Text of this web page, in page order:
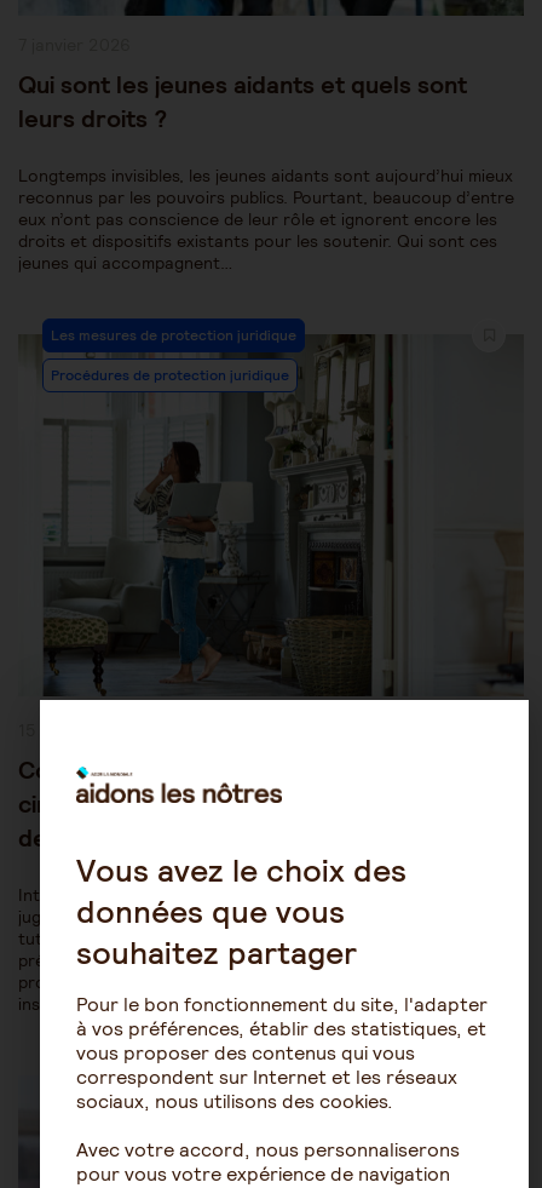
Qui sont les jeunes aidants et quels sont
leurs droits ?
Longtemps invisibles, les jeunes aidants sont aujourd’hui mieux
reconnus par les pouvoirs publics. Pourtant, beaucoup d’entre
eux n’ont pas conscience de leur rôle et ignorent encore les
droits et dispositifs existants pour les soutenir. Qui sont ces
jeunes qui accompagnent…
Post
Category:
Les mesures de protection juridique
Procédures de protection juridique
Comment obtenir le certificat médical
circonstancié indispensable à une demande
de protection judiciaire ?
Introduire une demande de protection d'un proche devant un
juge des tutelles pour obtenir un placement sous curatelle ou
tutelle est une démarche qui doit remplir des conditions
précises, définies par la loi. Notamment il est nécessaire de
produire un certificat médical circonstancié par un expert
inscrit sur la liste…
Category:
Être accompagné au quotidien Les soins
Vous avez le choix des
données que vous
souhaitez partager
Pour le bon fonctionnement du site, l'adapter
à vos préférences, établir des statistiques, et
vous proposer des contenus qui vous
correspondent sur Internet et les réseaux
sociaux, nous utilisons des cookies.
Avec votre accord, nous personnaliserons
pour vous votre expérience de navigation